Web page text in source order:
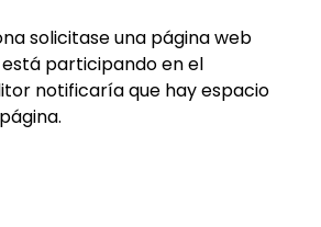
solicitase una página web
participando en el
notificaría que hay espacio